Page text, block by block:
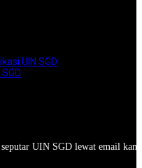
UIN SGD
UIN SGD lewat email